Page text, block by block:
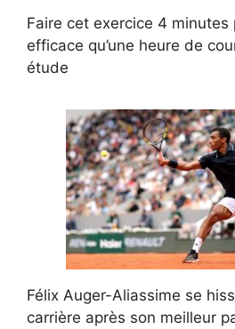
Faire cet exercice 4 minutes
efficace qu’une heure de
étude
Félix Auger-Aliassime se
carrière après son meilleur